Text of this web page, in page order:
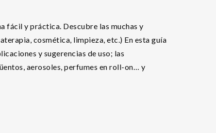
fácil y práctica. Descubre las muchas y
cosmética, limpieza, etc.) En esta guía
y sugerencias de uso; las
aerosoles, perfumes en roll-on… y